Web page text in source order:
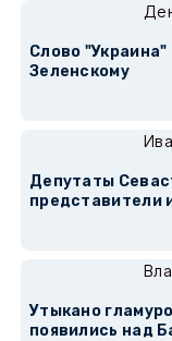
Слово
Зеленскому
Депутаты
представители
Утыкано
появились над